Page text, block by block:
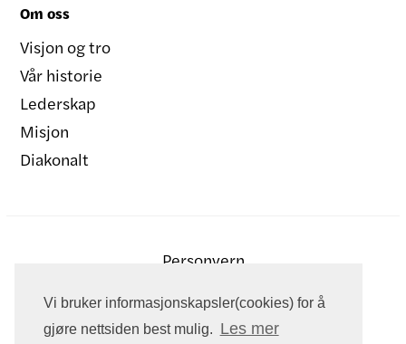
Vi bruker informasjonskapsler(cookies) for å
gjøre nettsiden best mulig. Les mer
Om oss
Visjon og tro
Vår historie
Lederskap
Misjon
Diakonalt
Personvern